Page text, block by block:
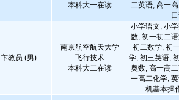
本科大一在读
二英语, 高一
卞教员.(男)
南京航空航天大学
飞行技术
本科大二在读
小学语文, 小
数, 初一初二
初二数学, 初
学, 初三英语,
奥数, 高一高
一高二化学,
机基本操